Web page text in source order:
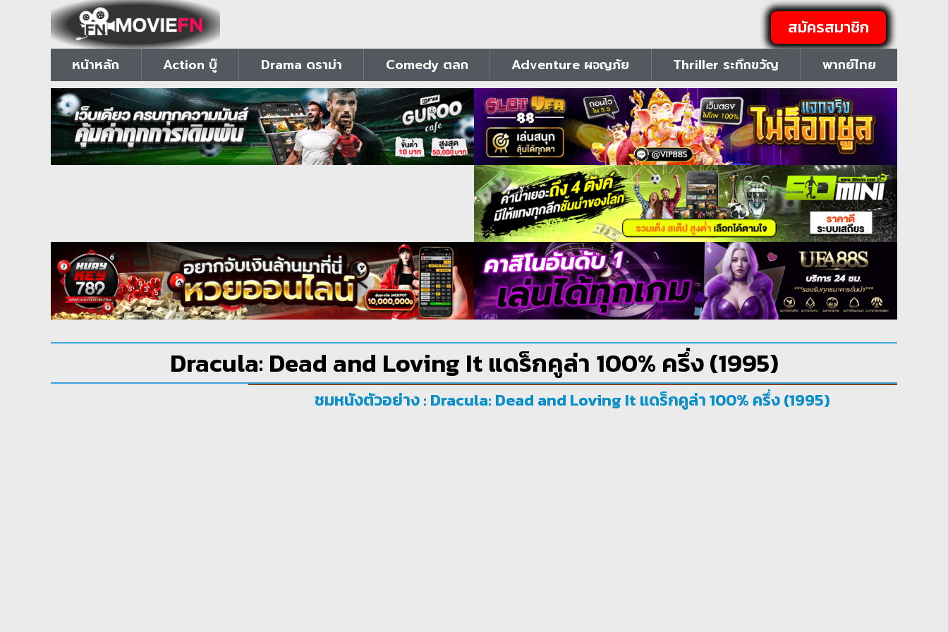
สมัครสมาชิก
หน้าหลัก Action บู๊ Drama ดราม่า Comedy ตลก Adventure ผจญภัย Thriller ระทึกขวัญ พากย์ไทย
Dracula: Dead and Loving It แดร็กคูล่า 100% ครึ่ง (1995)
ชมหนังตัวอย่าง : Dracula: Dead and Loving It แดร็กคูล่า 100% ครึ่ง (1995)